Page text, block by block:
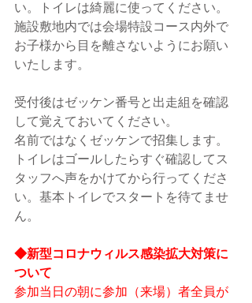
い。トイレは綺麗に使ってください。
施設敷地内では会場特設コース内外で
お子様から目を離さないようにお願い
いたします。
受付後はゼッケン番号と出走組を確認
して覚えておいてください。
名前ではなくゼッケンで招集します。
トイレはゴールしたらすぐ確認してス
タッフへ声をかけてから行ってくださ
い。基本トイレでスタートを待てませ
ん。
◆新型コロナウィルス感染拡大対策に
ついて
参加当日の朝に参加（来場）者全員が